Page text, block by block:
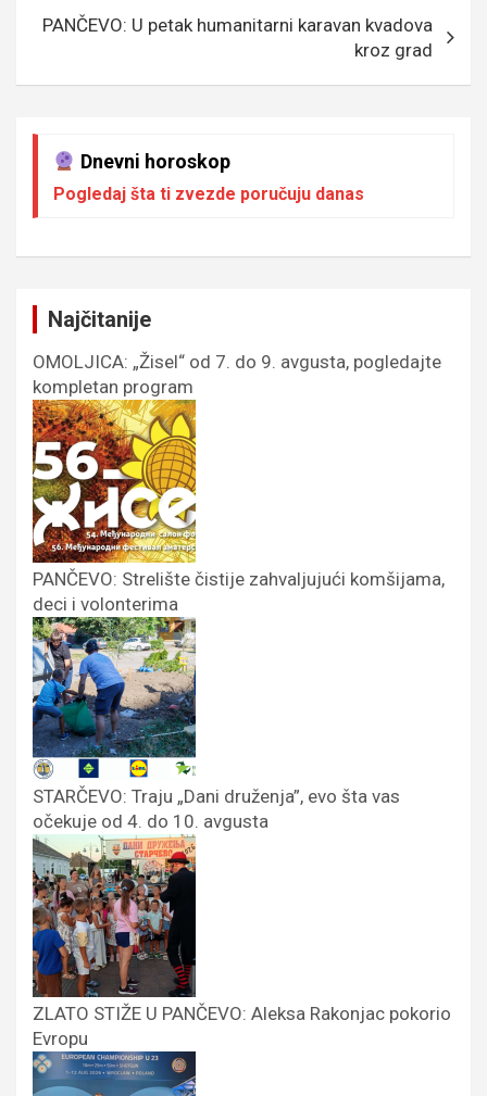
k
p
PANČEVO: U petak humanitarni karavan kvadova
kroz grad
Dnevni horoskop
Pogledaj šta ti zvezde poručuju danas
Najčitanije
OMOLJICA: „Žisel“ od 7. do 9. avgusta, pogledajte
kompletan program
PANČEVO: Strelište čistije zahvaljujući komšijama,
deci i volonterima
STARČEVO: Traju „Dani druženja”, evo šta vas
očekuje od 4. do 10. avgusta
ZLATO STIŽE U PANČEVO: Aleksa Rakonjac pokorio
Evropu